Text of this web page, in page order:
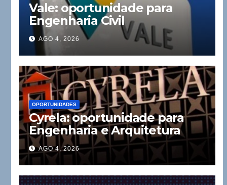
Vale: oportunidade para
Engenharia Civil
AGO 4, 2026
OPORTUNIDADES
Cyrela: oportunidade para
Engenharia e Arquitetura
AGO 4, 2026